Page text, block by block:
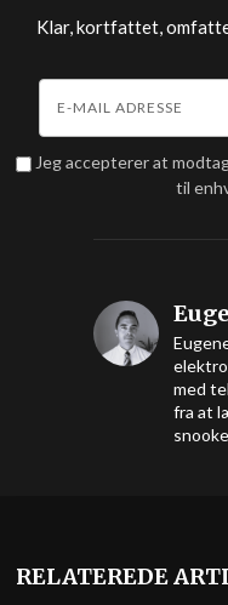
Klar, kortfattet,
Jeg accepterer at
til
med
fra at
RELATEREDE